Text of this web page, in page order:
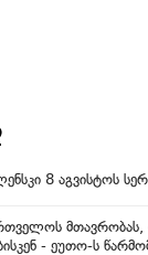
8 აგვისტოს
მთავრობას,
- ეუთო-ს